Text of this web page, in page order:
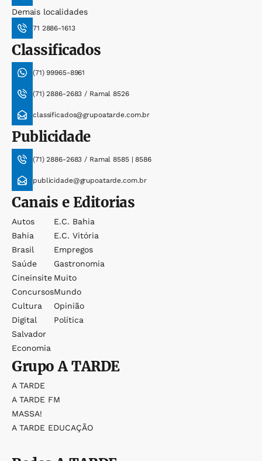
Demais localidades
71 2886-1613
Classificados
(71) 99965-8961
(71) 2886-2683 / Ramal 8526
classificados@grupoatarde.com.br
Publicidade
(71) 2886-2683 / Ramal 8585 | 8586
publicidade@grupoatarde.com.br
Canais e Editorias
Autos
Bahia
Brasil
Saúde
Cineinsite
Concursos
Cultura
Digital
Salvador
Economia
E.c. Bahia
E.c. Vitória
Empregos
Gastronomia
Muito
Mundo
Opinião
Política
GrupoA TARDE
A TARDE
A TARDE FM
MASSA!
A TARDE EDUCAÇÃO